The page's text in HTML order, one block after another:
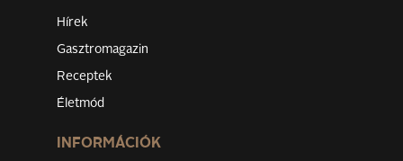
Hírek
Gasztromagazin
Receptek
Életmód
INFORMÁCIÓK